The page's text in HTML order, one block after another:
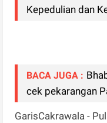
Kepedulian dan
BACA JUGA :
cek pekarangan
GarisCakrawala -